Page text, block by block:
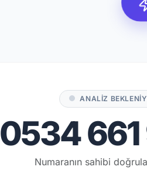
ANALİZ
0534 661
Numaranın sahibi